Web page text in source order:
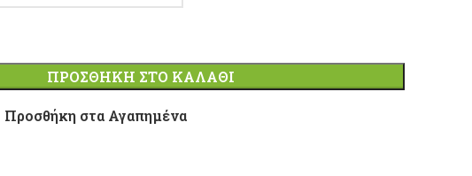
ΠΡΟΣΘΉΚΗ ΣΤΟ ΚΑΛΆΘΙ
Προσθήκη στα Αγαπημένα